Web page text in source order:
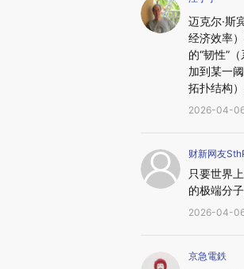
迈克尔·斯
经济效率
的“韧性”
加到某一
拓扑结构
2026-04-06
财新网友
只要世界
的极端分子
2026-04-06
京急電鉄